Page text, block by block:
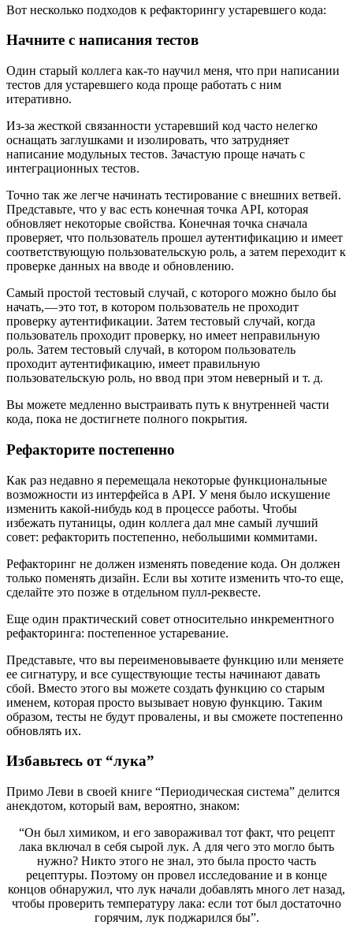
Вот несколько подходов к рефакторингу устаревшего кода:
Начните с написания тестов
Один старый коллега как-то научил меня, что при написании
тестов для устаревшего кода проще работать с ним
итеративно.
Из-за жесткой связанности устаревший код часто нелегко
оснащать заглушками и изолировать, что затрудняет
написание модульных тестов. Зачастую проще начать с
интеграционных тестов.
Точно так же легче начинать тестирование с внешних ветвей.
Представьте, что у вас есть конечная точка API, которая
обновляет некоторые свойства. Конечная точка сначала
проверяет, что пользователь прошел аутентификацию и имеет
соответствующую пользовательскую роль, а затем переходит к
проверке данных на вводе и обновлению.
Самый простой тестовый случай, с которого можно было бы
начать, — это тот, в котором пользователь не проходит
проверку аутентификации. Затем тестовый случай, когда
пользователь проходит проверку, но имеет неправильную
роль. Затем тестовый случай, в котором пользователь
проходит аутентификацию, имеет правильную
пользовательскую роль, но ввод при этом неверный и т. д.
Вы можете медленно выстраивать путь к внутренней части
кода, пока не достигнете полного покрытия.
Рефакторите постепенно
Как раз недавно я перемещала некоторые функциональные
возможности из интерфейса в API. У меня было искушение
изменить какой-нибудь код в процессе работы. Чтобы
избежать путаницы, один коллега дал мне самый лучший
совет: рефакторить постепенно, небольшими коммитами.
Рефакторинг не должен изменять поведение кода. Он должен
только поменять дизайн. Если вы хотите изменить что-то еще,
сделайте это позже в отдельном пулл-реквесте.
Еще один практический совет относительно инкрементного
рефакторинга: постепенное устаревание.
Представьте, что вы переименовываете функцию или меняете
ее сигнатуру, и все существующие тесты начинают давать
сбой. Вместо этого вы можете создать функцию со старым
именем, которая просто вызывает новую функцию. Таким
образом, тесты не будут провалены, и вы сможете постепенно
обновлять их.
Избавьтесь от “лука”
Примо Леви в своей книге “Периодическая система” делится
анекдотом, который вам, вероятно, знаком:
“Он был химиком, и его завораживал тот факт, что рецепт
лака включал в себя сырой лук. А для чего это могло быть
нужно? Никто этого не знал, это была просто часть
рецептуры. Поэтому он провел исследование и в конце
концов обнаружил, что лук начали добавлять много лет назад,
чтобы проверить температуру лака: если тот был достаточно
горячим, лук поджарился бы”.